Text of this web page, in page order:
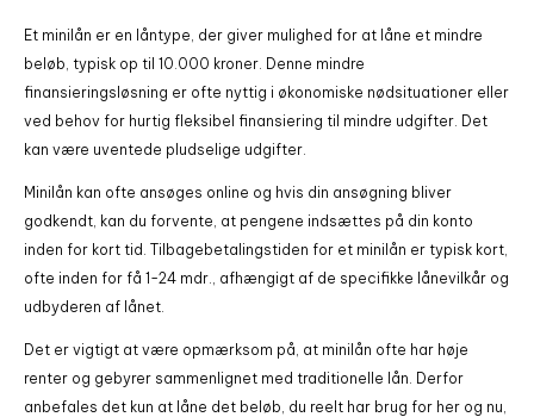
Et minilån er en låntype, der giver mulighed for at låne et mindre
beløb, typisk op til 10.000 kroner. Denne mindre
finansieringsløsning er ofte nyttig i økonomiske nødsituationer eller
ved behov for hurtig fleksibel finansiering til mindre udgifter. Det
kan være uventede pludselige udgifter.
Minilån kan ofte ansøges online og hvis din ansøgning bliver
godkendt, kan du forvente, at pengene indsættes på din konto
inden for kort tid. Tilbagebetalingstiden for et minilån er typisk kort,
ofte inden for få 1-24 mdr., afhængigt af de specifikke lånevilkår og
udbyderen af lånet.
Det er vigtigt at være opmærksom på, at minilån ofte har høje
renter og gebyrer sammenlignet med traditionelle lån. Derfor
anbefales det kun at låne det beløb, du reelt har brug for her og nu,